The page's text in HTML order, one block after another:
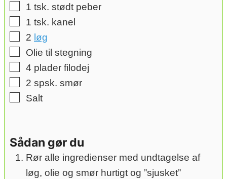
▢
1 tsk. stødt peber
▢
1 tsk. kanel
▢
2 løg
▢
Olie til stegning
▢
4 plader filodej
▢
2 spsk. smør
▢
Salt
Sådan gør du
Rør alle ingredienser med undtagelse af
løg, olie og smør hurtigt og ”sjusket”